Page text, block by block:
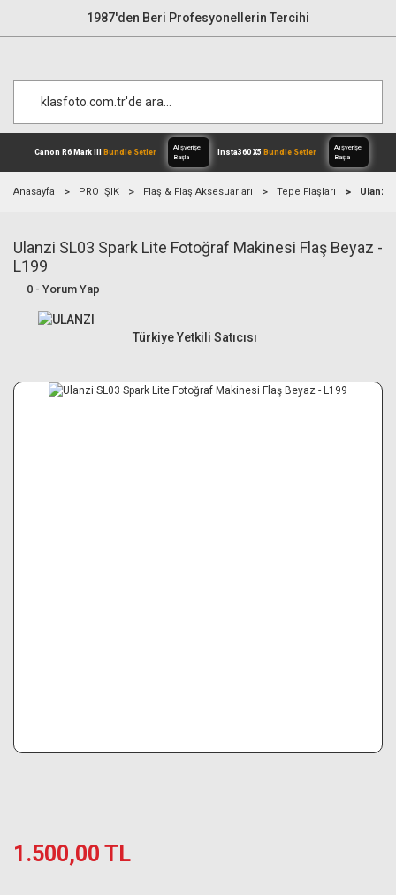
1987'den Beri Profesyonellerin Tercihi
Canon R6 Mark IIIBundle Setler
Alışverişe
Anasayfa PRO IŞIK Flaş & Flaş Aksesuarları Tepe Flaşları Ulanzi
Ulanzi SL03 Spark Lite Fotoğraf Makinesi Flaş Beyaz -
L199
0 - Yorum Yap
Türkiye Yetkili Satıcısı
1.500,00 TL